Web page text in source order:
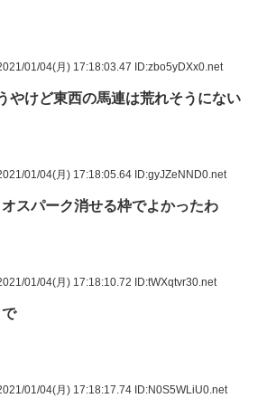
01/04(月) 17:18:03.47 ID:zbo5yDXx0.net
やけど東西の馬連は荒れそうにない
01/04(月) 17:18:05.64 ID:gyJZeNND0.net
スパーク消せる枠でよかったわ
01/04(月) 17:18:10.72 ID:tWXqtvr30.net
01/04(月) 17:18:17.74 ID:N0S5WLiU0.net